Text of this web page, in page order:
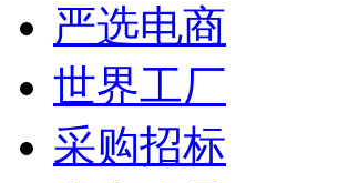
严选电商
世界工厂
采购招标